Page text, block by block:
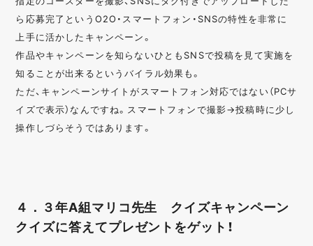
ら応募完了というO2O・スマートフォン・SNSの特性を非常に
上手に活かしたキャンペーン。
作品やキャンペーンを知らないひともSNSで投稿を見て実施を
知ることが出来るというバイラル効果も。
ただ、キャンペーンサイトがスマートフォン対応ではない（PCサ
イズで表示）なんですね。スマートフォンで撮影→投稿時に少し
操作しづらそうではあります。
４．３年A組マリコ先生 クイズキャンペーン
クイズに答えてプレゼントをゲット！